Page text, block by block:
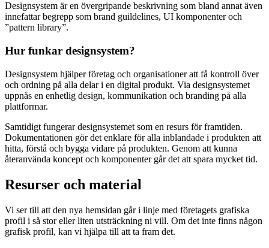
Designsystem är en övergripande beskrivning som bland annat även
innefattar begrepp som brand guildelines, UI komponenter och
”pattern library”.
Hur funkar designsystem?
Designsystem hjälper företag och organisationer att få kontroll över
och ordning på alla delar i en digital produkt. Via designsystemet
uppnås en enhetlig design, kommunikation och branding på alla
plattformar.
Samtidigt fungerar designsystemet som en resurs för framtiden.
Dokumentationen gör det enklare för alla inblandade i produkten att
hitta, förstå och bygga vidare på produkten. Genom att kunna
återanvända koncept och komponenter går det att spara mycket tid.
Resurser och material
Vi ser till att den nya hemsidan går i linje med företagets grafiska
profil i så stor eller liten utsträckning ni vill. Om det inte finns någon
grafisk profil, kan vi hjälpa till att ta fram det.